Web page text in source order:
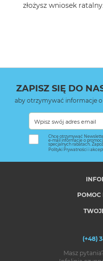
złożysz wniosek ratalny.
ZAPISZ SIĘ DO
aby otrzymywać informacje
Chcę otrzymywać
e-mail informacje o
specjalnych rabatach.
Polityki Prywatności i
POMOC
(+48)
Masz